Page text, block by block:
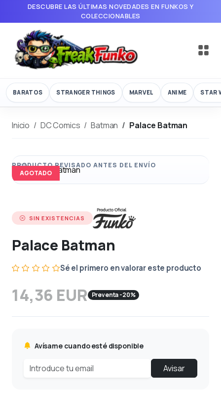
DESCUBRE LAS ÚLTIMAS NOVEDADES EN FUNKOS Y
COLECCIONABLES
BARATOS STRANGER THINGS MARVEL ANIME STAR
Inicio DC Comics Batman Palace Batman
AGOTADO
SIN EXISTENCIAS
Palace Batman
Sé el primero en valorar este producto
14,36 EUR Preventa -20%
Avísame cuando esté disponible
Avisar